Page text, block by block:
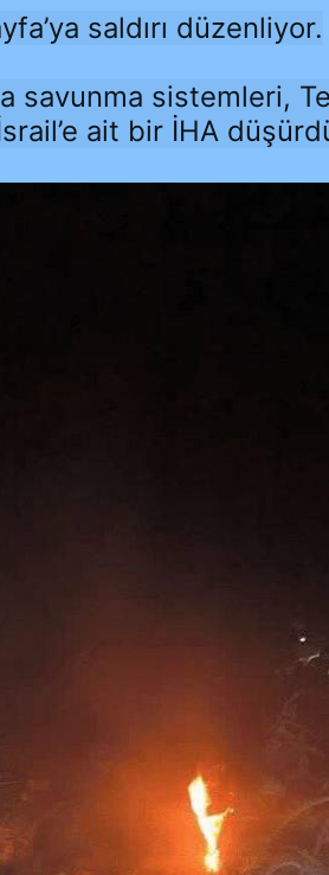
saldırı düzenliyor.
savunma sistemleri,
ait bir İHA